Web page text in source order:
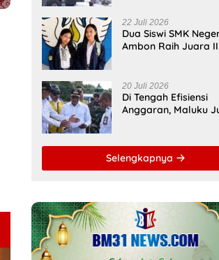
Kolaborasi
Multipendanaan
22 Juli 2026
Dua Siswi SMK
Ambon Raih Juara
20 Juli 2026
Di Tengah Efisiensi
Anggaran, Maluku
Kemandirian
Selengkapnya